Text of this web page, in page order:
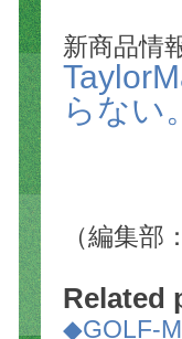
新商品情
らない
（編集部
Related
◆GOLF-